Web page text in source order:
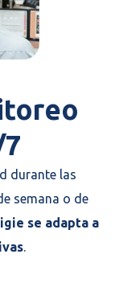
durante las
semana o de
se adapta a
.